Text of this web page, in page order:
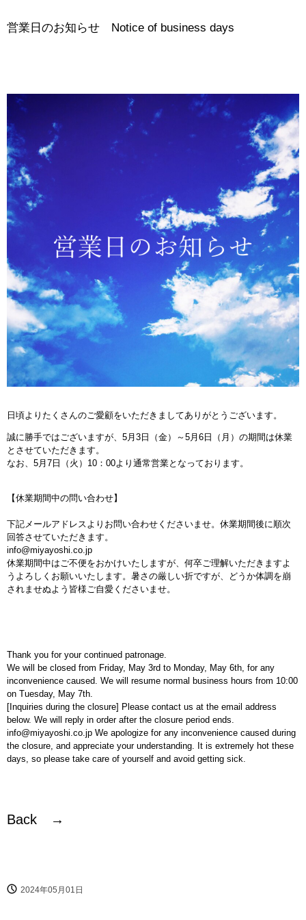
営業日のお知らせ Notice of business days
日頃よりたくさんのご愛顧をいただきましてありがとうございます。
誠に勝手ではございますが、5月3日（金）～5月6日（月）の期間は休業
とさせていただきます。
なお、5月7日（火）10：00より通常営業となっております。
【休業期間中の問い合わせ】
下記メールアドレスよりお問い合わせくださいませ。休業期間後に順次
回答させていただきます。
info@miyayoshi.co.jp
休業期間中はご不便をおかけいたしますが、何卒ご理解いただきますよ
うよろしくお願いいたします。暑さの厳しい折ですが、どうか体調を崩
されませぬよう皆様ご自愛くださいませ。
Thank you for your continued patronage.
We will be closed from Friday, May 3rd to Monday, May 6th, for any
inconvenience caused. We will resume normal business hours from 10:00
on Tuesday, May 7th.
[Inquiries during the closure] Please contact us at the email address
below. We will reply in order after the closure period ends.
info@miyayoshi.co.jp We apologize for any inconvenience caused during
the closure, and appreciate your understanding. It is extremely hot these
days, so please take care of yourself and avoid getting sick.
Back →
2024年05月01日